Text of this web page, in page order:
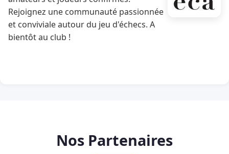
Rejoignez une communauté passionnée
et conviviale autour du jeu d'échecs. A
bientôt au club !
Nos Partenaires